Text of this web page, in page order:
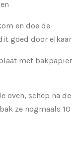
en doe de
goed door elkaar
met bakpapier
oven, schep na de
ze nogmaals 10